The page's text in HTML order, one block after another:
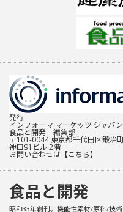
発行
インフォーマ マーケッツ ジャパ
食品と開発 編集部
〒101-0044 東京都千代田区鍛冶
神田91ビル 2階
お問い合わせは 【こちら】
食品と開発
昭和33年創刊。機能性素材/原料/技